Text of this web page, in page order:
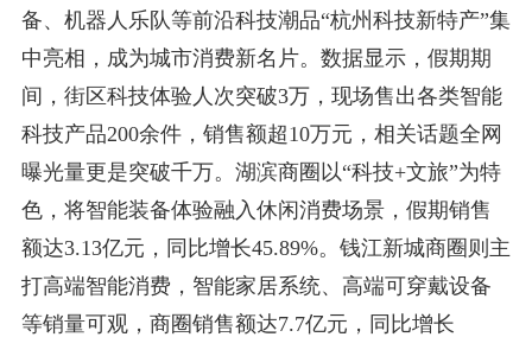
备、机器人乐队等前沿科技潮品“杭州科技新特产”集
中亮相，成为城市消费新名片。数据显示，假期期
间，街区科技体验人次突破3万，现场售出各类智能
科技产品200余件，销售额超10万元，相关话题全网
曝光量更是突破千万。湖滨商圈以“科技+文旅”为特
色，将智能装备体验融入休闲消费场景，假期销售
额达3.13亿元，同比增长45.89%。钱江新城商圈则主
打高端智能消费，智能家居系统、高端可穿戴设备
等销量可观，商圈销售额达7.7亿元，同比增长